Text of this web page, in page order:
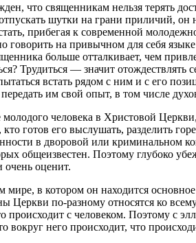
что священникам нельзя терять
шутки на грани приличий,
прибегая к современной
на привычном для себя
больше отталкивает, чем
Трудиться — значит
встать рядом с ним и с его
им свой опыт, в том числе
человека в Христовой
готов его выслушать, разделить
в дворовой или криминальном
общеизвестен. Поэтому глубоко
очень оценит.
в котором он находится
по-разному относятся ко
происходит с человеком. Поэтому
него происходит, что